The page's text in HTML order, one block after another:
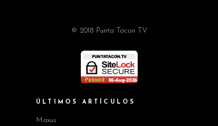
© 2018 Punta Tacon TV
ÚLTIMOS ARTÍCULOS
Maxus